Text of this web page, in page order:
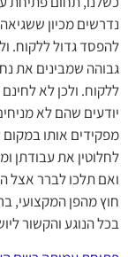
נדרשים מכיון
להפסד גדול ללקוח.
גבוהה שמבינים את
ללקוח. ולכן לא לחינם
יודעים שהם לא
מפקידים אותו במקום
לחלוטין את עבודתן
ואם תלכו לברר אצל
חוץ מהפן המקצועי,
בכל הנוגע והקשור